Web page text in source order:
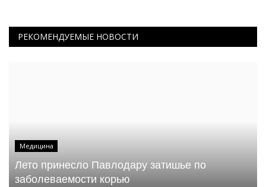
РЕКОМЕНДУЕМЫЕ НОВОСТИ
Медицина
Лето принесло Павлодару затишье по
заболеваемости корью